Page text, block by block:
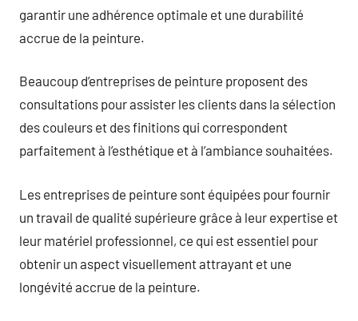
garantir une adhérence optimale et une durabilité
accrue de la peinture.
Beaucoup d’entreprises de peinture proposent des
consultations pour assister les clients dans la sélection
des couleurs et des finitions qui correspondent
parfaitement à l’esthétique et à l’ambiance souhaitées.
Les entreprises de peinture sont équipées pour fournir
un travail de qualité supérieure grâce à leur expertise et
leur matériel professionnel, ce qui est essentiel pour
obtenir un aspect visuellement attrayant et une
longévité accrue de la peinture.